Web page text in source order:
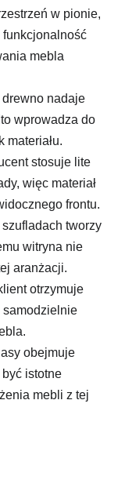
w pionie,
mebla
nadaje
wprowadza do
materiału.
stosuje lite
więc materiał
frontu.
tworzy
witryna nie
aranżacji.
otrzymuje
samodzielnie
obejmuje
istotne
mebli z tej